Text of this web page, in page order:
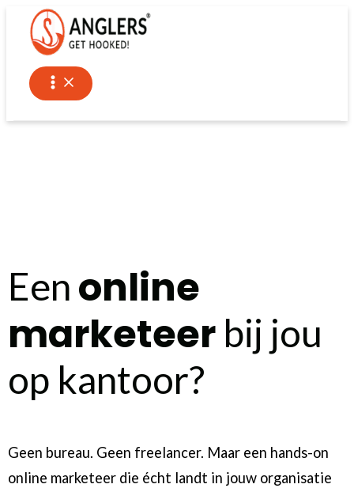
naar
inhoud
Een online
marketeer bij jou
op kantoor?
Geen bureau. Geen freelancer. Maar een hands-on
online marketeer die écht landt in jouw organisatie